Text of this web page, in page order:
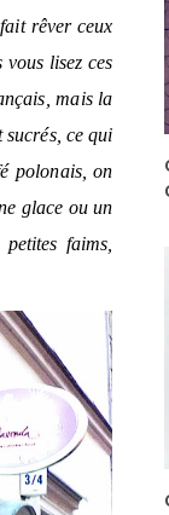
rêver ceux
lisez ces
mais la
sucrés, ce qui
polonais, on
glace ou un
faims,